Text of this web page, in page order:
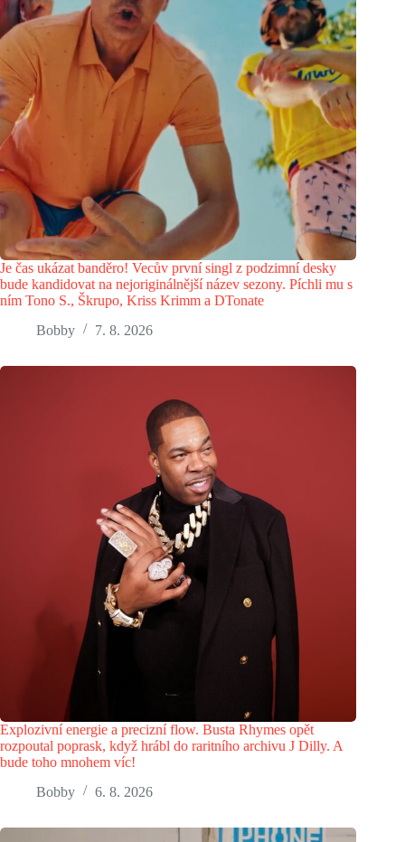
Je čas ukázat banděro! Vecův první singl z podzimní desky
bude kandidovat na nejoriginálnější název sezony. Píchli mu s
ním Tono S., Škrupo, Kriss Krimm a DTonate
Bobby
7. 8. 2026
Explozivní energie a precizní flow. Busta Rhymes opět
rozpoutal poprask, když hrábl do raritního archivu J Dilly. A
bude toho mnohem víc!
Bobby
6. 8. 2026